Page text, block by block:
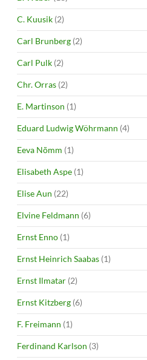
C. Kuusik (2)
Carl Brunberg (2)
Carl Pulk (2)
Chr. Orras (2)
E. Martinson (1)
Eduard Ludwig Wöhrmann (4)
Eeva Nõmm (1)
Elisabeth Aspe (1)
Elise Aun (22)
Elvine Feldmann (6)
Ernst Enno (1)
Ernst Heinrich Saabas (1)
Ernst Ilmatar (2)
Ernst Kitzberg (6)
F. Freimann (1)
Ferdinand Karlson (3)